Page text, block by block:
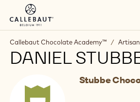
Skip to main content
Callebaut Chocolate Academy™ /
DANIEL
Stubbe